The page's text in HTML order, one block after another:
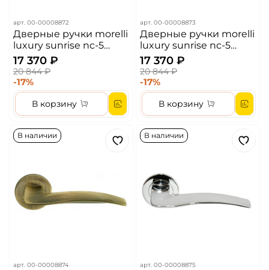
арт. 00-00008872
Дверные ручки morelli
luxury sunrise nc-5
csa/cro цвет -
матовыйхром/хром
17 370 ₽
20 844 ₽
-17%
В корзину
арт. 00-00008873
Дверные ручки morelli
luxury sunrise nc-5
csa/nero цвет -
матовыйхром/черный
17 370 ₽
20 844 ₽
-17%
В корзину
В наличии
арт. 00-00008874
В наличии
арт. 00-00008875